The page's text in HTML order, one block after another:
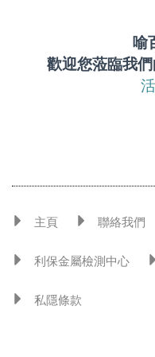
喻
歡迎您蒞臨我
主頁 聯絡我們
利保金屬檢測中心
私隱條款